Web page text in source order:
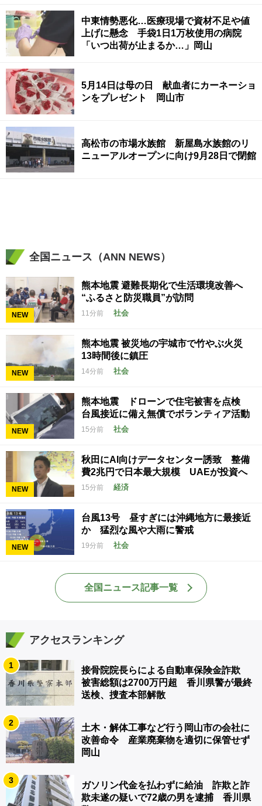
中東情勢悪化…医療現場で資材不足や値
上げに懸念 手袋1日1万枚使用の病院
「いつ出荷が止まるか…」岡山
5月14日は母の日 献血者にカーネーショ
ンをプレゼント 岡山市
高松市の市場水族館 新屋島水族館のリ
ニューアルオープンに向け9月28日で閉館
全国ニュース（ANN NEWS）
NEW
熊本地震 避難長期化で生活環境改善へ
“ふるさと防災職員”が訪問
11分前 社会
NEW
熊本地震 被災地の宇城市で竹やぶ火災
13時間後に鎮圧
14分前 社会
NEW
熊本地震 ドローンで住宅被害を点検
台風接近に備え無償でボランティア活動
15分前 社会
NEW
秋田にAI向けデータセンター誘致 整備
費2兆円で日本最大規模 UAEが投資へ
15分前 経済
NEW
台風13号 昼すぎには沖縄地方に最接近
か 猛烈な風や大雨に警戒
19分前 社会
全国ニュース記事一覧
アクセスランキング
1
接骨院院長らによる自動車保険金詐欺
被害総額は2700万円超 香川県警が最終
送検、捜査本部解散
2
土木・解体工事など行う岡山市の会社に
改善命令 産業廃棄物を適切に保管せず
岡山
3
ガソリン代金を払わずに給油 詐欺と詐
欺未遂の疑いで72歳の男を逮捕 香川県